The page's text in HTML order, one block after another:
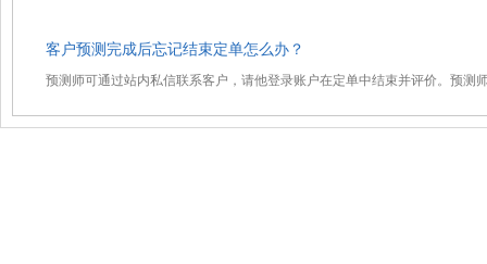
客户预测完成后忘记结束定单怎么办？
预测师可通过站内私信联系客户，请他登录账户在定单中结束并评价。预